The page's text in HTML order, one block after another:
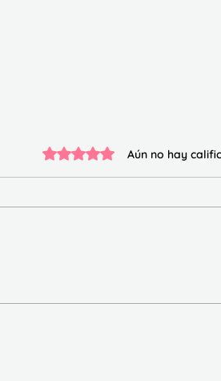
Obtuvo 0 de 5 estrellas.
Aún no hay